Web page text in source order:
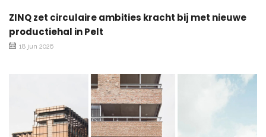
ZINQ zet circulaire ambities kracht bij met nieuwe
productiehal in Pelt
18 jun 2026